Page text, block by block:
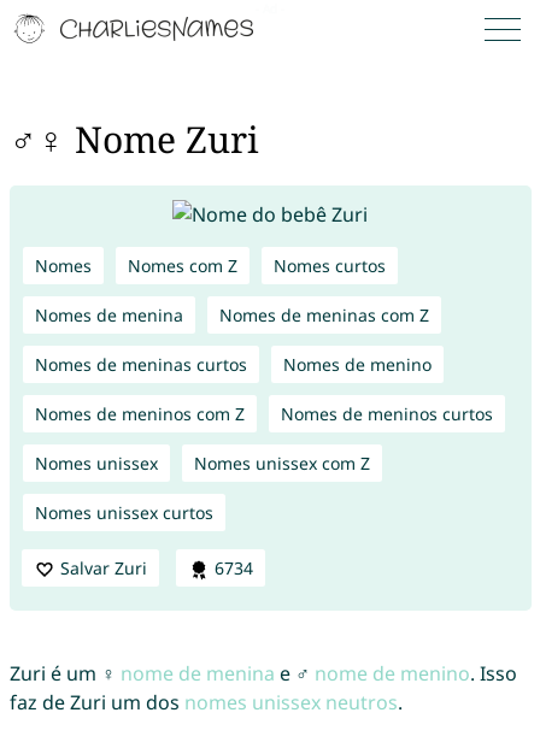
♂♀ Nome Zuri
Nomes Nomes com Z Nomes curtos
Nomes de menina Nomes de meninas com Z
Nomes de meninas curtos Nomes de menino
Nomes de meninos com Z Nomes de meninos curtos
Nomes unissex Nomes unissex com Z
Nomes unissex curtos
Salvar Zuri 6734
Zuri é um ♀ nome de menina e ♂ nome de menino. Isso
faz de Zuri um dos nomes unissex neutros.